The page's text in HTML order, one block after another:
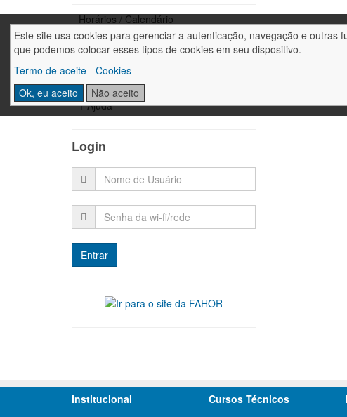
Este site usa cookies para gerenciar a autenticação, navegação e outras
que podemos colocar esses tipos de cookies em seu dispositivo.
Termo de aceite - Cookies
Ok, eu aceito
Não aceito
Horários / Calendário
Fale conosco
Trabalhe conosco
+ Ajuda
Login
Institucional Cursos Técnicos